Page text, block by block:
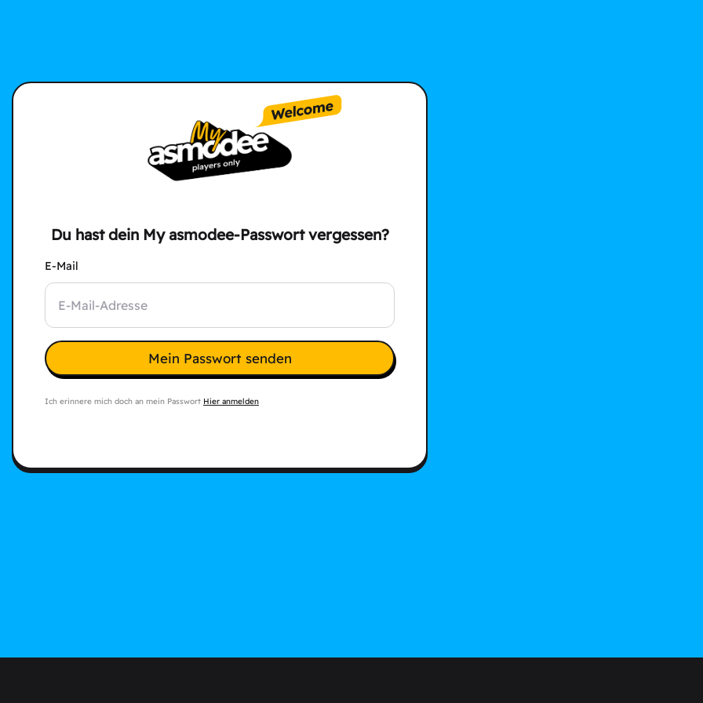
Du hast dein My asmodee-Passwort vergessen?
E-Mail
Mein Passwort senden
Ich erinnere mich doch an mein Passwort Hier anmelden